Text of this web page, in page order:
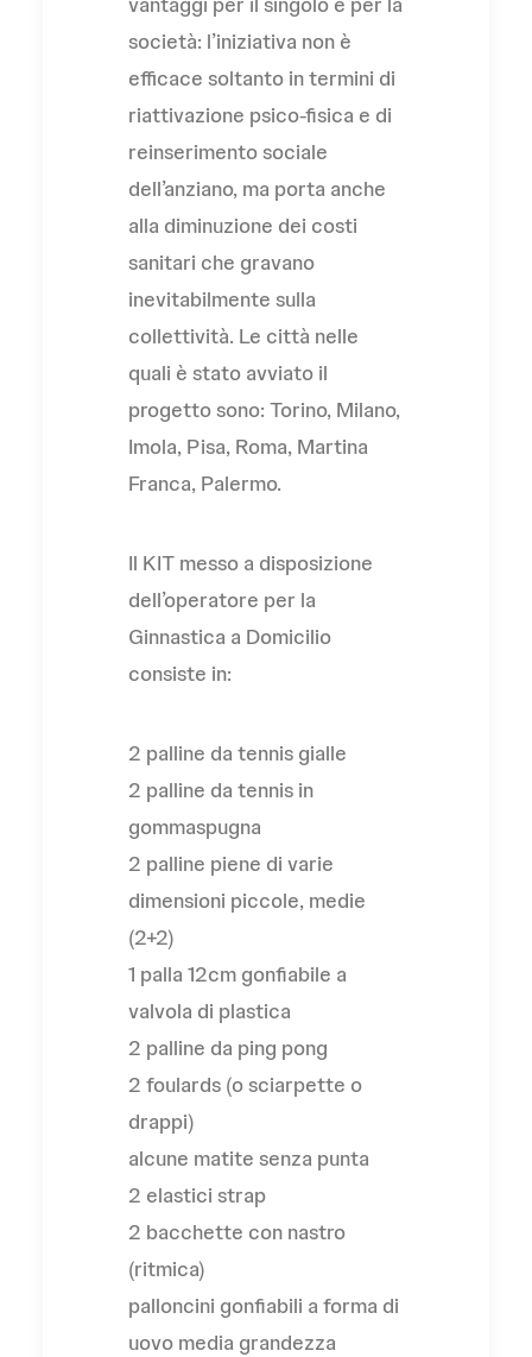
società: l’iniziativa non è
efficace soltanto in termini di
riattivazione psico-fisica e di
reinserimento sociale
dell’anziano, ma porta anche
alla diminuzione dei costi
sanitari che gravano
inevitabilmente sulla
collettività. Le città nelle
quali è stato avviato il
progetto sono: Torino, Milano,
Imola, Pisa, Roma, Martina
Franca, Palermo.
Il KIT messo a disposizione
dell’operatore per la
Ginnastica a Domicilio
consiste in:
2 palline da tennis gialle
2 palline da tennis in
gommaspugna
2 palline piene di varie
dimensioni piccole, medie
(2+2)
1 palla 12cm gonfiabile a
valvola di plastica
2 palline da ping pong
2 foulards (o sciarpette o
drappi)
alcune matite senza punta
2 elastici strap
2 bacchette con nastro
(ritmica)
palloncini gonfiabili a forma di
uovo media grandezza